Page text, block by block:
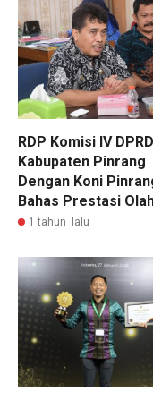
RDP Komisi IV DPRD
Kabupaten Pinrang
Dengan Koni
Bahas Prestasi
1 tahun lalu